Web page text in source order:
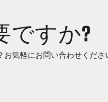
ですか?
気軽にお問い合わせくださ